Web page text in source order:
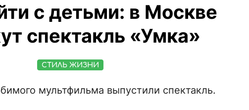
с детьми: в Москве
спектакль «Умка»
СТИЛЬ ЖИЗНИ
мультфильма выпустили спектакль.